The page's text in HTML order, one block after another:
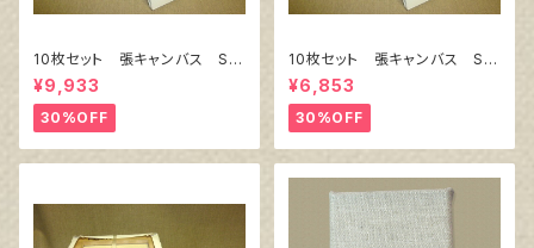
10枚セット 張キャンバス Sn
owWhite SPC（綿・ポリエステ
ル）F8 455㎜×380㎜
¥9,933
30%OFF
10枚セット 張キャンバス Sn
owWhite SPC（綿・ポリエステ
ル）F4 333㎜×242㎜
¥6,853
30%OFF